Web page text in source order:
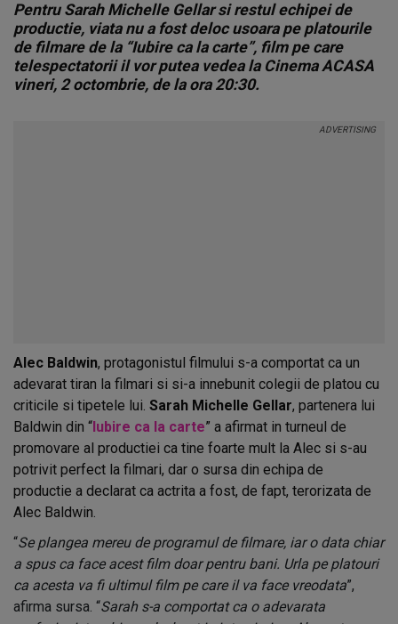
Pentru Sarah Michelle Gellar si restul echipei de
productie, viata nu a fost deloc usoara pe platourile
de filmare de la “Iubire ca la carte”, film pe care
telespectatorii il vor putea vedea la Cinema ACASA
vineri, 2 octombrie, de la ora 20:30.
Alec Baldwin, protagonistul filmului s-a comportat ca un
adevarat tiran la filmari si si-a innebunit colegii de platou cu
criticile si tipetele lui. Sarah Michelle Gellar, partenera lui
Baldwin din “Iubire ca la carte” a afirmat in turneul de
promovare al productiei ca tine foarte mult la Alec si s-au
potrivit perfect la filmari, dar o sursa din echipa de
productie a declarat ca actrita a fost, de fapt, terorizata de
Alec Baldwin.
“Se plangea mereu de programul de filmare, iar o data chiar
a spus ca face acest film doar pentru bani. Urla pe platouri
ca acesta va fi ultimul film pe care il va face vreodata”,
afirma sursa. “Sarah s-a comportat ca o adevarata